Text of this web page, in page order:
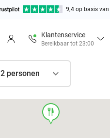
9,4 op basis van
Klantenservice
Bereikbaar tot 23:00
2 personen
food